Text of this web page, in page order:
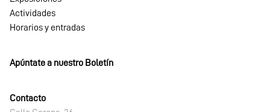
Actividades
Horarios y entradas
Apúntate a nuestro Boletín
Contacto